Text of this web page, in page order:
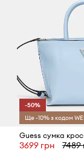
Guess
-50%
Ще -10% з кодом
3699 грн 7489